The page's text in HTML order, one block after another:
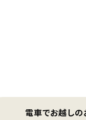
電車でお越しの